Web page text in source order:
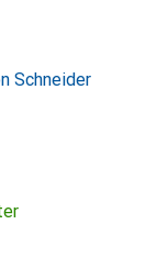
Schneider